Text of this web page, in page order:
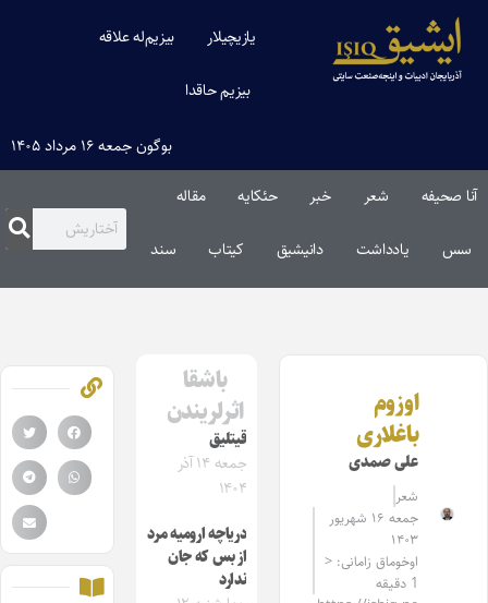
یازیچیلار بیزیم‌له علاقه
بیزیم حاقدا
بوگون جمعه ۱۶ مرداد ۱۴۰۵
آنا صحیفه شعر خبر حئکایه مقاله‌
سس یادداشت دانیشیق کیتاب سند
اوزوم
باغلاری
علی صمدی
شعر
جمعه ۱۶ شهریور
۱۴۰۳
اوخوماق زامانی: <
1 دقیقه
باشقا
اثرلریندن
قیتلیق
جمعه ۱۴ آذر
۱۴۰۴
دریاچه ارومیه مرد
از بس که جان
ندارد